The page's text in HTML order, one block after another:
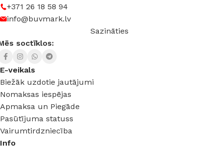
+371 26 18 58 94
info@buvmark.lv
Sazināties
soctīklos:
E-veikals
Biežāk uzdotie jautājumi
Nomaksas iespējas
Apmaksa un Piegāde
Pasūtījuma statuss
Vairumtirdzniecība
Info